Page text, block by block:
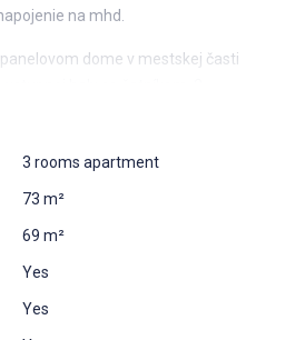
na mhd.
dome v mestskej časti
menšej izby je 195 cm), obývacej
s krásnym výhľadom. Byt je
strany.
v roku 2013. Výmena el. a
podlahy v celom byte, interiérové
3 rooms apartment
73 m²
69 m²
Yes
Yes